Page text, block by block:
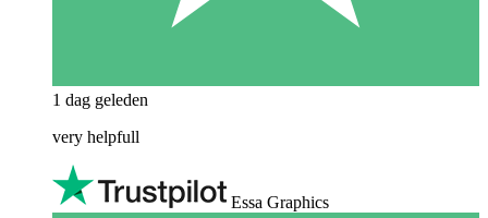
1 dag geleden
very helpfull
Essa Graphics